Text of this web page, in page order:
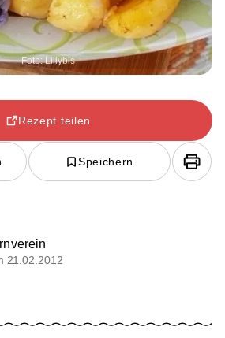
Foto: Lillybis
Rezept teilen
Speichern
21.02.2012